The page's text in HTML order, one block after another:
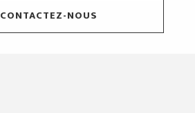
CONTACTEZ-NOUS